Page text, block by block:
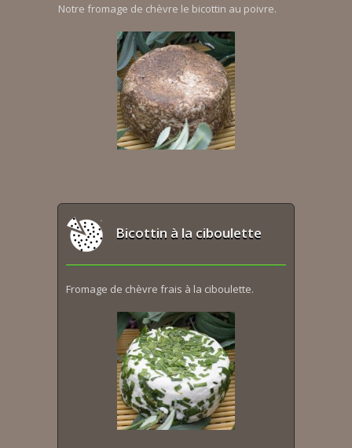
Notre fromage de chèvre le bicottin au poivre.
Bicottin à la ciboulette
Fromage de chèvre frais à la ciboulette.